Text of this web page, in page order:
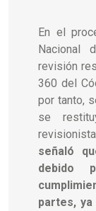
En el
Nacional
revisión
360 del
por tanto,
se
señaló
debido
partes,